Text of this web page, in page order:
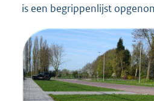
is een begrippenlijst